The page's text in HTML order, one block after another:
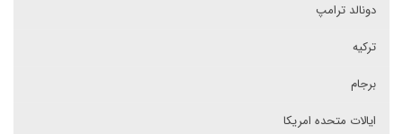
دونالد ترامپ
ترکیه
برجام
ایالات متحده امریکا